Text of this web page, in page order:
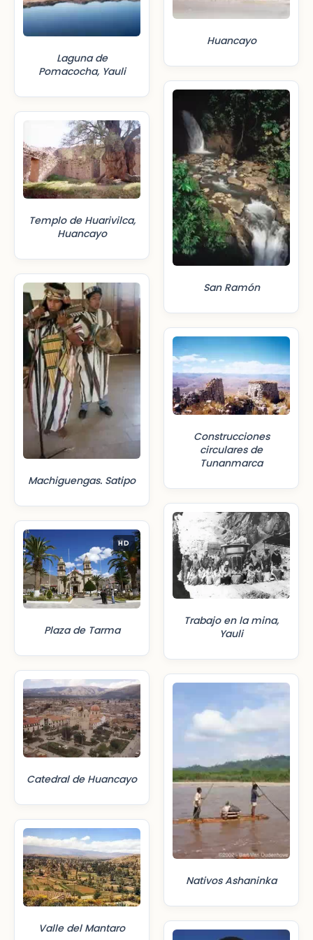
Laguna de
Pomacocha, Yauli
Templo de Huarivilca,
Huancayo
Machiguengas. Satipo
HD
Plaza de Tarma
Catedral de Huancayo
Valle del Mantaro
Huancayo
San Ramón
Construcciones
circulares de
Tunanmarca
Trabajo en la mina,
Yauli
Nativos Ashaninka